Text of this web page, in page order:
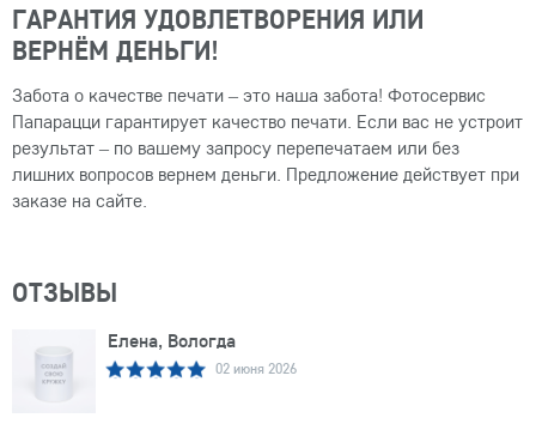
ГАРАНТИЯ УДОВЛЕТВОРЕНИЯ ИЛИ
ВЕРНЁМ ДЕНЬГИ!
Забота о качестве печати – это наша забота! Фотосервис
Папарацци гарантирует качество печати. Если вас не устроит
результат – по вашему запросу перепечатаем или без
лишних вопросов вернем деньги. Предложение действует при
заказе на сайте.
ОТЗЫВЫ
Елена, Вологда
02 июня 2026